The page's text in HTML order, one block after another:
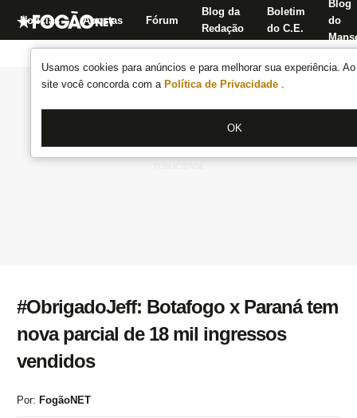
Usamos cookies para anúncios e para melhorar sua experiência.
site você concorda com a Política de Privacidade .
OK
Notícias Apostas Fórum
Blog da
Redação
Boletim
do C.E.
Blog
do
#ObrigadoJeff: Botafogo x Paraná tem
nova parcial de 18 mil ingressos
vendidos
Por: FogãoNET